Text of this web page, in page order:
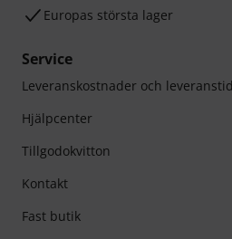
Europas största lager
Service
Leveranskostnader och leveranstid
Hjälpcenter
Tillgodokvitton
Kontakt
Fast butik